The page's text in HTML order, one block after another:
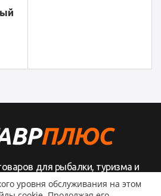
для рыбалки, туризма и
уровня обслуживания на этом